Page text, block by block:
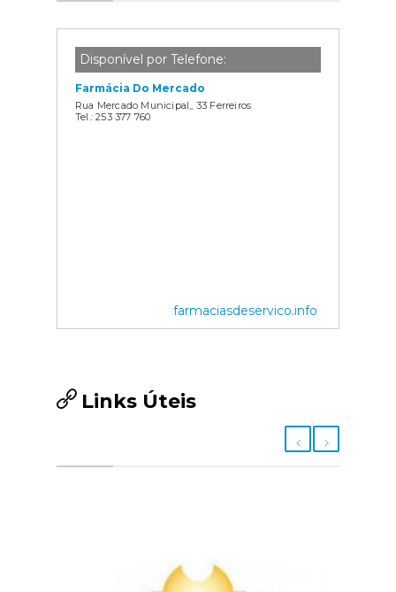
Disponível por Telefone:
Farmácia Do Mercado
Rua Mercado Municipal,, 33 Ferreiros
Tel.: 253 377 760
farmaciasdeservico.info
Links Úteis